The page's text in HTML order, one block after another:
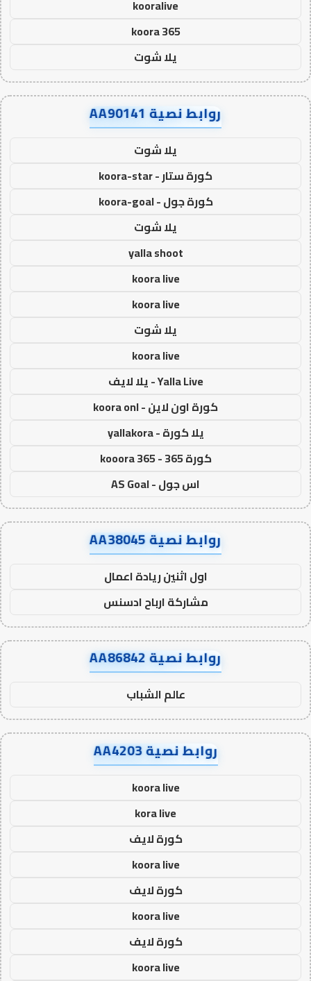
kooralive
koora 365
يلا شوت
روابط نصية AA90141
يلا شوت
كورة ستار - koora-star
كورة جول - koora-goal
يلا شوت
yalla shoot
koora live
koora live
يلا شوت
koora live
Yalla Live - يلا لايف
كورة اون لاين - koora onl
يلا كورة - yallakora
كورة 365 - kooora 365
اس جول - AS Goal
روابط نصية AA38045
اول اثنين ريادة اعمال
مشاركة ارباح ادسنس
روابط نصية AA86842
عالم الشباب
روابط نصية AA4203
koora live
kora live
كورة لايف
koora live
كورة لايف
koora live
كورة لايف
koora live